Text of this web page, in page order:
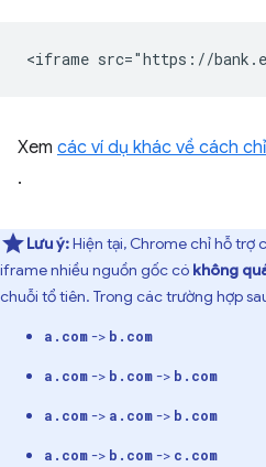
Xem các ví dụ khác về cách
.
Lưu ý:Hiện tại, Chrome chỉ hỗ trợ
iframe nhiều nguồn gốc có không
chuỗi tổ tiên. Trong các trường hợp
a.com-> b.com
a.com-> b.com-> b.com
a.com-> a.com-> b.com
a.com-> b.com-> c.com